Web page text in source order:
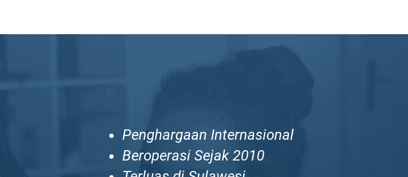
Penghargaan Internasional
Beroperasi Sejak 2010